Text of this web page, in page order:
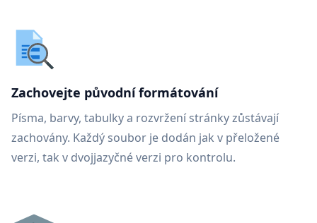
Zachovejte původní formátování
Písma, barvy, tabulky a rozvržení stránky zůstávají
zachovány. Každý soubor je dodán jak v přeložené
verzi, tak v dvojjazyčné verzi pro kontrolu.